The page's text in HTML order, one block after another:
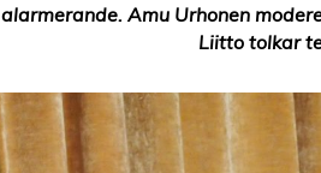
alarmerande. Amu Urhonen
Liitto tolkar